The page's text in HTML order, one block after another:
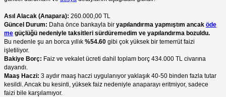
Asıl Alacak (Anapara): 260.000,00 TL
Güncel Durum: Daha önce bankayla bir yapılandırma yapmıştım ancak öde
me güçlüğü nedeniyle taksitleri sürdüremedim ve yapılandırma bozuldu.
Bu nedenle şu an borca yıllık %54.60 gibi çok yüksek bir temerrüt faizi
işletiliyor.
Bakiye Borç: Faiz ve vekalet ücreti dahil toplam borç 434.000 TL civarına
dayandı.
Maaş Haczi: 3 aydır maaş haczi uygulanıyor yaklaşık 40-50 binden fazla tutar
kesildi. Ancak bu kesinti, yüksek faiz nedeniyle anaparayı eritmiyor, sadece
faizi bile karşılamıyor.